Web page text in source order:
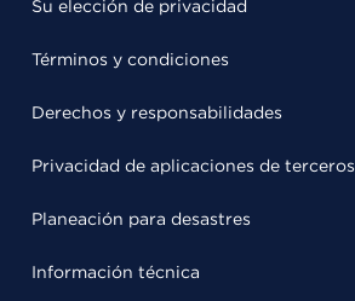
Su elección de privacidad
Términos y condiciones
Derechos y responsabilidades
Privacidad de aplicaciones de terceros
Planeación para desastres
Información técnica